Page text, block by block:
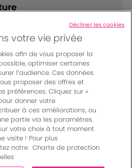
More | Rue Jean Samazeuilh - CS
Bordeaux cedex - France
légales|
des manifestations
par Bordeaux Events And More
des données personnelles
votre vie privée
afin de vous proposer la
optimiser certaines
l’audience. Ces données
proposer des offres et
préférences. Cliquez sur «
donner votre
à ces améliorations, ou
partie via les paramètres.
votre choix à tout moment
visite ! Pour plus
notre Charte de protection
Décliner les cookies